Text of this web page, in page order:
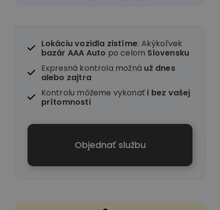
Lokáciu vozidla zistíme: Akýkoľvek
bazár AAA Auto po celom Slovensku
Expresná kontrola možná už dnes
alebo zajtra
Kontrolu môžeme vykonať i bez vašej
prítomnosti
Objednať službu